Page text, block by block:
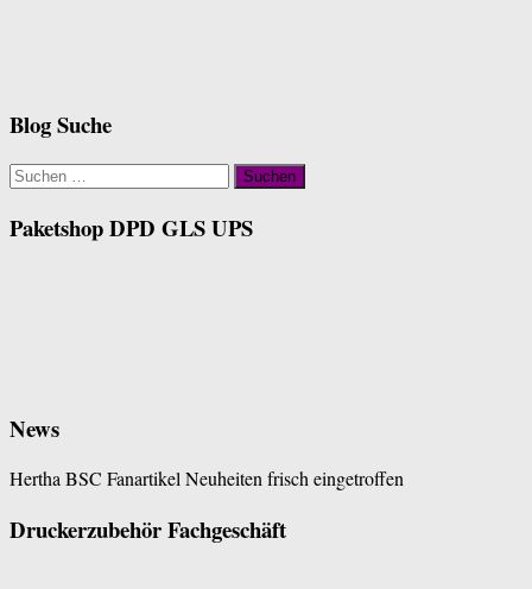
Blog Suche
Suchen
Paketshop DPD GLS UPS
News
Hertha BSC Fanartikel Neuheiten frisch eingetroffen
Druckerzubehör Fachgeschäft